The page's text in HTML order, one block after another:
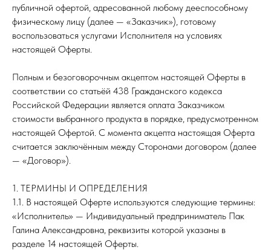
публичной офертой, адресованной любому дееспособному
физическому лицу (далее — «Заказчик»), готовому
воспользоваться услугами Исполнителя на условиях
настоящей Оферты.
Полным и безоговорочным акцептом настоящей Оферты в
соответствии со статьёй 438 Гражданского кодекса
Российской Федерации является оплата Заказчиком
стоимости выбранного продукта в порядке, предусмотренном
настоящей Офертой. С момента акцепта настоящая Оферта
считается заключённым между Сторонами договором (далее
— «Договор»).
1. ТЕРМИНЫ И ОПРЕДЕЛЕНИЯ
1.1. В настоящей Оферте используются следующие термины:
«Исполнитель» — Индивидуальный предприниматель Пак
Галина Александровна, реквизиты которой указаны в
разделе 14 настоящей Оферты.